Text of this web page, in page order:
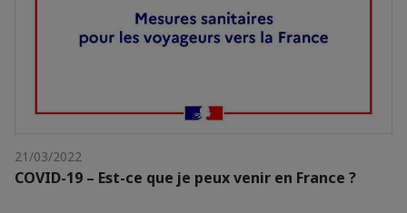
21/03/2022
COVID-19 – Est-ce que je peux venir en France ?